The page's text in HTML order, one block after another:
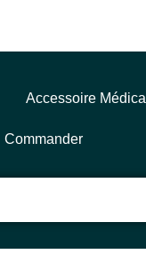
Accessoire Médical
Commander